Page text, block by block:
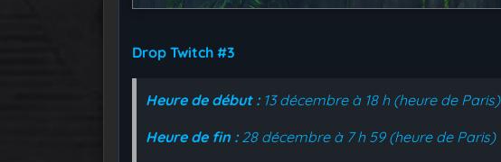
Drop Twitch #3
Heure de début :13 décembre à 18 h (heure de Paris)
Heure de fin :28 décembre à 7 h 59 (heure de Paris)